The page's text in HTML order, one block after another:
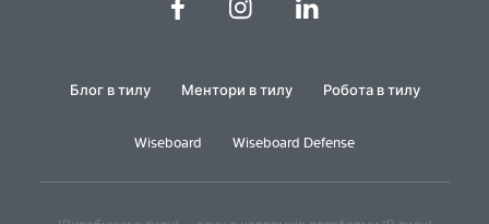
Блог в тилу Ментори в тилу Робота в тилу
Wiseboard Wiseboard Defense